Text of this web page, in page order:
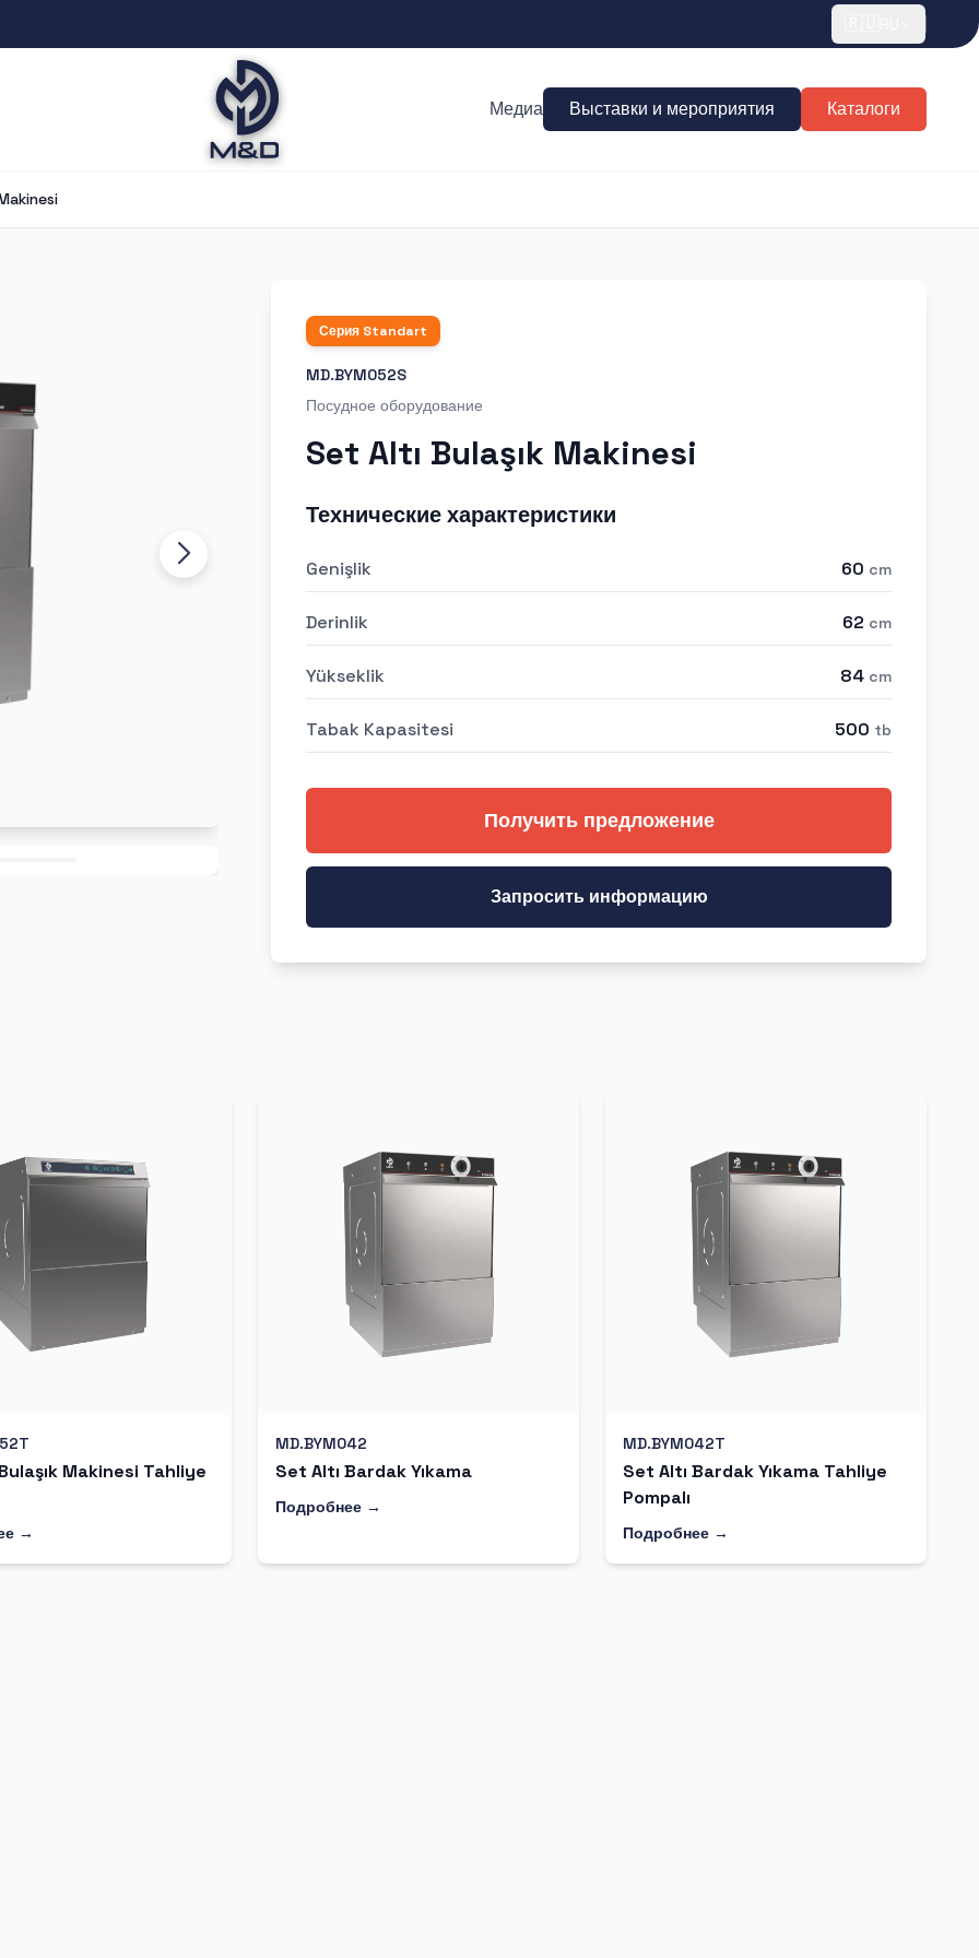
Медиа Выставки и мероприятия Каталоги
Серия Standart
MD.BYM052S
Посудное оборудование
Set Altı Bulaşık Makinesi
Технические характеристики
Genişlik 60 cm
Derinlik 62 cm
Yükseklik 84 cm
Tabak Kapasitesi 500 tb
Получить предложение
Запросить информацию
Makinesi Tahliye
→
MD.BYM042
Set Altı Bardak Yıkama
Подробнее →
MD.BYM042T
Set Altı Bardak Yıkama Tahliye
Pompalı
Подробнее →